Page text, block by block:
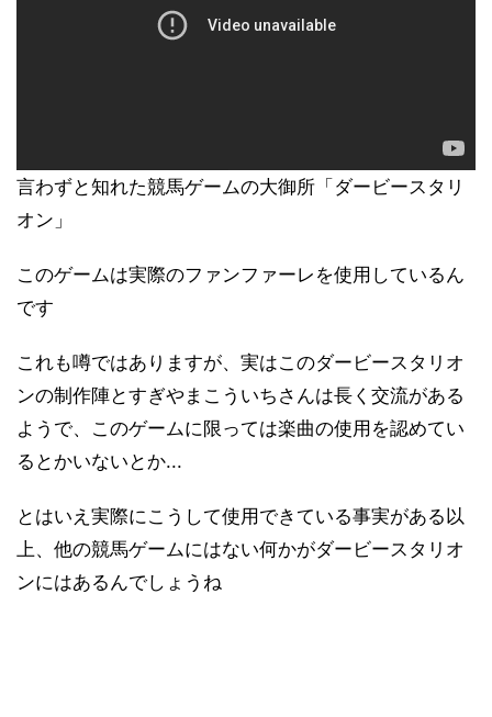
言わずと知れた競馬ゲームの大御所「ダービースタリ
オン」
このゲームは実際のファンファーレを使用しているん
です
これも噂ではありますが、実はこのダービースタリオ
ンの制作陣とすぎやまこういちさんは長く交流がある
ようで、このゲームに限っては楽曲の使用を認めてい
るとかいないとか...
とはいえ実際にこうして使用できている事実がある以
上、他の競馬ゲームにはない何かがダービースタリオ
ンにはあるんでしょうね